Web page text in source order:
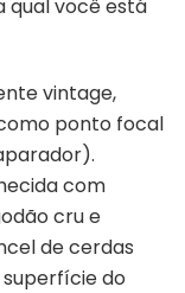
qual você está
vintage,
ponto focal
com
cru e
de cerdas
do